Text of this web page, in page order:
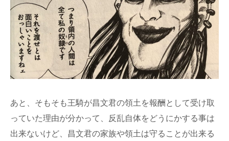
あと、そもそも王騎が昌文君の領土を報酬として受け取
っていた理由が分かって、反乱自体をどうにかする事は
出来ないけど、昌文君の家族や領土は守ることが出来る